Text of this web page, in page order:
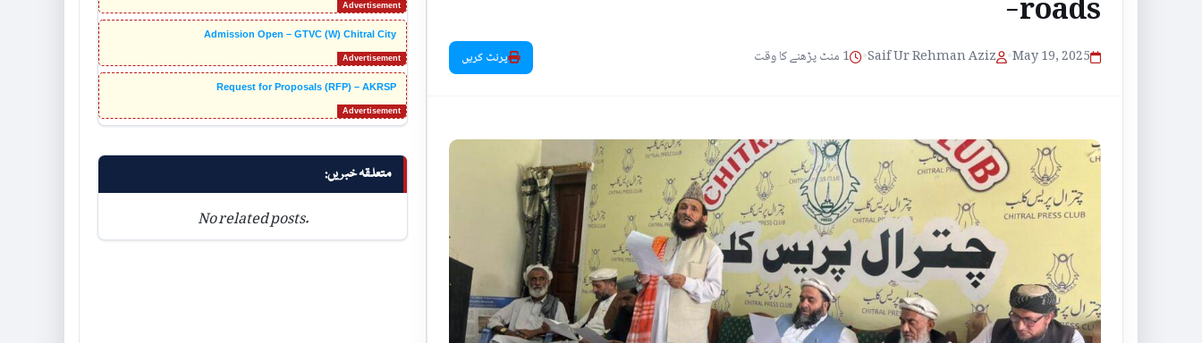
Admission Open – GTVC (W) Chitral City
Request for Proposals (RFP) – AKRSP
متعلقہ خبریں:
No related posts.
May 19, 2025
•
Saif Ur Rehman Aziz
• 1 منٹ پڑھنے کا وقت پرنٹ کریں